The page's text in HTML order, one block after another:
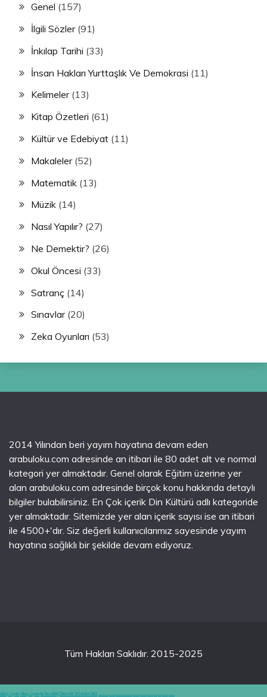
Genel (157)
İlgili Sözler(91)
İnkılap Tarihi (33)
İnsan Hakları Yurttaşlık Ve Demokrasi (11)
Kelimeler(13)
Kitap Özetleri (61)
Kültür ve Edebiyat (11)
Makaleler(52)
Matematik (13)
Müzik (14)
Nasıl Yapılır? (27)
Ne Demektir? (26)
Okul Öncesi (33)
Satranç (14)
Sınavlar(20)
Zeka Oyunları (53)
2014 Yılından beri yayım hayatına devam eden
arabuloku.com adresinde an itibari ile 80 adet alt ve normal
kategori yer almaktadır. Genel olarak Eğitim üzerine yer
alan arabuloku.com adresinde birçok konu hakkında detaylı
bilgiler bulabilirsiniz. En Çok içerik Din Kültürü adlı kategoride
yer almaktadır. Sitemizde yer alan içerik sayısı ise an itibari
ile 4500+'dır. Siz değerli kullanıcılarımız sayesinde yayım
hayatına sağlıklı bir şekilde devam ediyoruz.
Tüm Hakları Saklıdır. 2015-2025
okey oyna okey oyna irc hosting One Hit Wonder Likit en iyi casino siteleri canlı casino hoşgeldin bonusu veren siteler casinolevant casinolevant şans casino vidobet vidobet şans casino şans casino